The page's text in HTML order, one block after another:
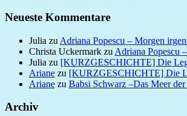
Neueste Kommentare
Julia zu Adriana Popescu – Morgen
Christa Uckermark zu Adriana Popescu
Julia zu [KURZGESCHICHTE] Die
Ariane zu [KURZGESCHICHTE] Die
Ariane zu Babsi Schwarz –Das Meer
Archiv